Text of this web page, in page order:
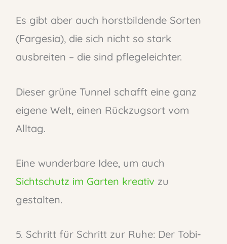
Es gibt aber auch horstbildende Sorten
(Fargesia), die sich nicht so stark
ausbreiten – die sind pflegeleichter.
Dieser grüne Tunnel schafft eine ganz
eigene Welt, einen Rückzugsort vom
Alltag.
Eine wunderbare Idee, um auch
Sichtschutz im Garten kreativ zu
gestalten.
5. Schritt für Schritt zur Ruhe: Der Tobi-